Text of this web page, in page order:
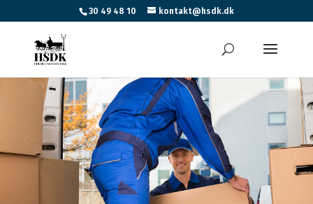
30 49 48 10 kontakt@hsdk.dk